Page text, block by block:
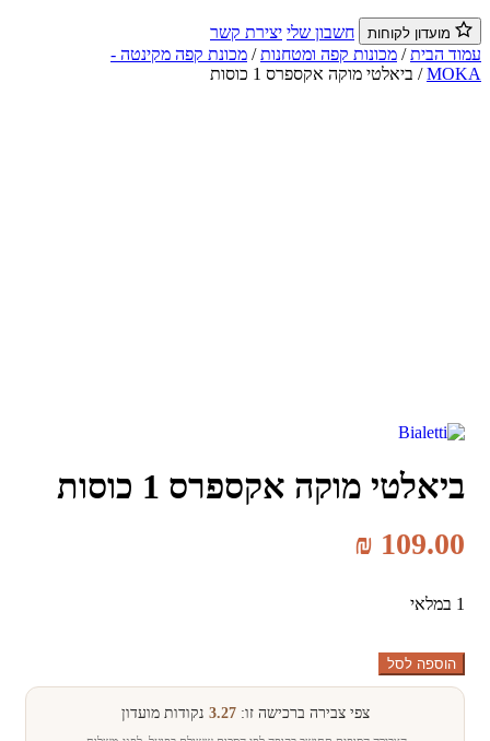
חשבון שלי יצירת קשר
הבית/מכונות קפה ומטחנות/מכונת קפה מקינטה -
/ ביאלטי מוקה אקספרס 1 כוסות
ביאלטי מוקה אקספרס 1 כוסות
₪109.00
כמות
ביאלטי
הוספה לסל
צפי צבירה ברכישה זו:3.27נקודות מועדון